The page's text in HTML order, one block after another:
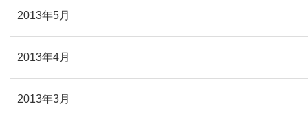
2013年5月
2013年4月
2013年3月